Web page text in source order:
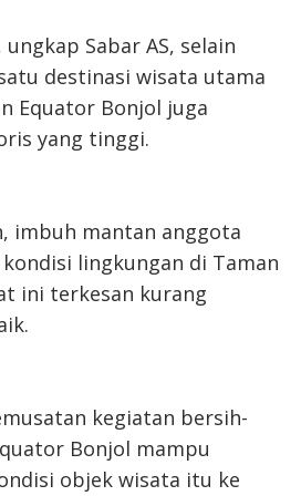
Sabar AS, selain
destinasi wisata utama
Equator Bonjol juga
yang tinggi.
imbuh mantan anggota
kondisi lingkungan di Taman
ini terkesan kurang
kegiatan bersih-
Bonjol mampu
objek wisata itu ke